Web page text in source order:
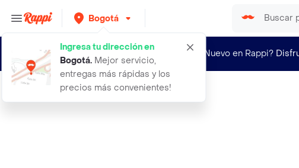
Bogotá
Ingresa tu dirección en
Bogotá. Mejor servicio,
entregas más rápidas y los
precios más convenientes!
¿Nuevo en Rappi?
cojin para television almohada como